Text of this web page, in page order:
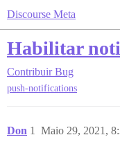
Discourse Meta
Habilitar
Contribuir Bug
push-notifications
Don Maio 29, 2021,
1